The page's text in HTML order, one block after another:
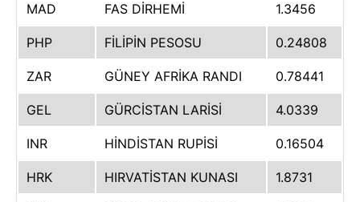
MAD FAS DİRHEMİ 1.3456
PHP FİLİPİN PESOSU 0.24808
ZAR GÜNEY AFRİKA RANDI 0.78441
GEL GÜRCİSTAN LARİSİ 4.0339
INR HİNDİSTAN RUPİSİ 0.16504
HRK HIRVATİSTAN KUNASI 1.8731